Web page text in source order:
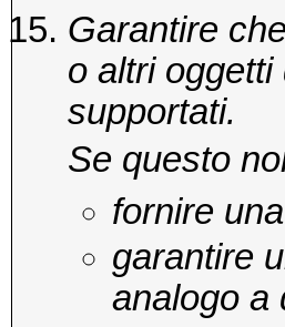
Garantire
o altri
supportati.
Se questo
fornire
garantire
analogo a